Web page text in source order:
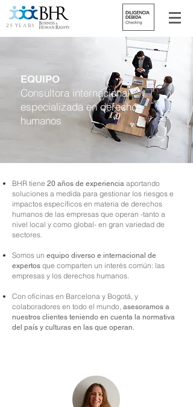
25 YEARS
EQUIPO
Consultora internacional
especializada en derechos
humanos
BHR tiene 20 años de experiencia aportando
soluciones a medida para gestionar los riesgos e
impactos específicos en materia de derechos
humanos de las empresas que operan -tanto a
nivel local y como global- en gran variedad de
sectores.
Somos un equipo diverso e internacional de
expertos que comparten un interés común: las
empresas y los derechos humanos.
Con oficinas en Barcelona y Bogotá, y
colaboradores en todo el mundo, asesoramos a
nuestros clientes teniendo en cuenta la normativa
del país y culturas en las que operan.